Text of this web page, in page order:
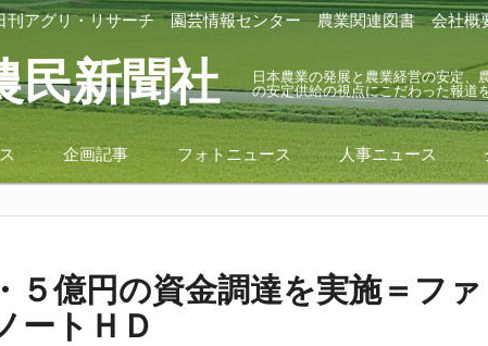
刊アグリ・リサーチ 園芸情報センター 農業関連図書 会社概
民新聞社
日本農業の発展と農業経営の安定、
の安定供給の視点にこだわった報道
企画記事 フォトニュース 人事ニュース
５億円の資金調達を実施＝ファ
ートＨＤ